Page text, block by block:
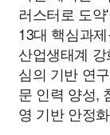
러스터로 도
13대 핵심과
산업생태계
심의 기반 연
문 인력 양성,
영 기반 안정